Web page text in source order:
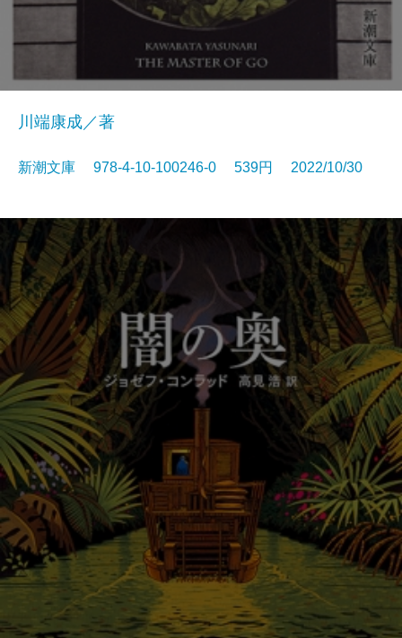
川端康成／著
新潮文庫 978-4-10-100246-0 539円 2022/10/30